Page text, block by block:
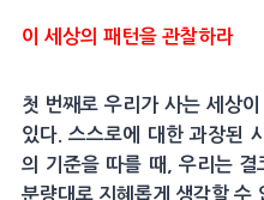
이 세상의 패턴을 관찰하라
첫 번째로 우리가 사는 세상
있다. 스스로에 대한 과장된
의 기준을 따를 때, 우리는 결
분량대로 지혜롭게 생각할 수